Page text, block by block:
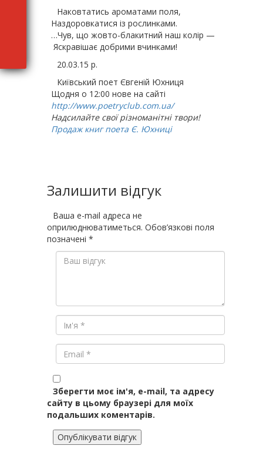
Наковтатись ароматами поля,
Наздоровкатися із рослинками.
…Чув, що жовто-блакитний наш колір —
Яскравішає добрими вчинками!
20.03.15 р.
Київський поет Євгеній Юхниця
Щодня о 12:00 нове на сайтi
http://www.poetryclub.com.ua/
Надсилайте свої рiзноманiтнi твори!
Продаж книг поета Є. Юхниці
Залишити відгук
Ваша e-mail адреса не
оприлюднюватиметься. Обов’язкові поля
позначені *
Зберегти моє ім'я, e-mail, та адресу
сайту в цьому браузері для моїх
подальших коментарів.